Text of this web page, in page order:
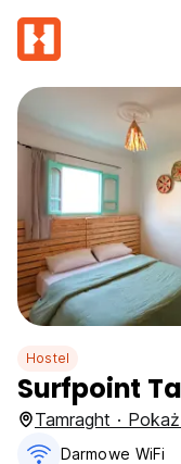
Hostel
Surfpoint
Tamraght ·
Darmowe WiFi